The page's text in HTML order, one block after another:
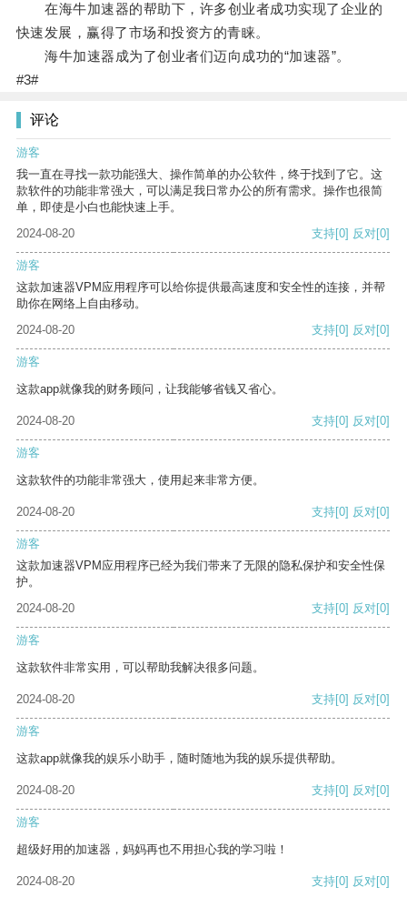
在海牛加速器的帮助下，许多创业者成功实现了企业的
快速发展，赢得了市场和投资方的青睐。
海牛加速器成为了创业者们迈向成功的“加速器”。
#3#
评论
游客
我一直在寻找一款功能强大、操作简单的办公软件，终于找到了它。这
款软件的功能非常强大，可以满足我日常办公的所有需求。操作也很简
单，即使是小白也能快速上手。
2024-08-20
支持[0] 反对[0]
游客
这款加速器VPM应用程序可以给你提供最高速度和安全性的连接，并帮
助你在网络上自由移动。
2024-08-20
支持[0] 反对[0]
游客
这款app就像我的财务顾问，让我能够省钱又省心。
2024-08-20 支持[0] 反对[0]
游客
这款软件的功能非常强大，使用起来非常方便。
2024-08-20 支持[0] 反对[0]
游客
这款加速器VPM应用程序已经为我们带来了无限的隐私保护和安全性保
护。
2024-08-20
支持[0] 反对[0]
游客
这款软件非常实用，可以帮助我解决很多问题。
2024-08-20 支持[0] 反对[0]
游客
这款app就像我的娱乐小助手，随时随地为我的娱乐提供帮助。
2024-08-20 支持[0] 反对[0]
游客
超级好用的加速器，妈妈再也不用担心我的学习啦！
2024-08-20 支持[0] 反对[0]